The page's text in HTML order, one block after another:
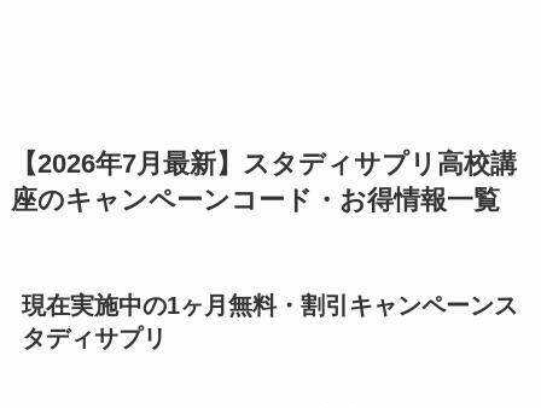
【2026年7月最新】スタディサプリ高校講
座のキャンペーンコード・お得情報一覧
現在実施中の1ヶ月無料・割引キャンペーンス
タディサプリ